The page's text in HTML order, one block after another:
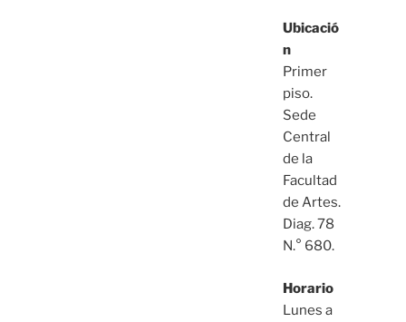
Ubicació
n
Primer
piso.
Sede
Central
de la
Facultad
de Artes.
Diag. 78
N.° 680.
Horario
Lunes a